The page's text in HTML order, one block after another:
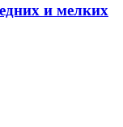
и мелких